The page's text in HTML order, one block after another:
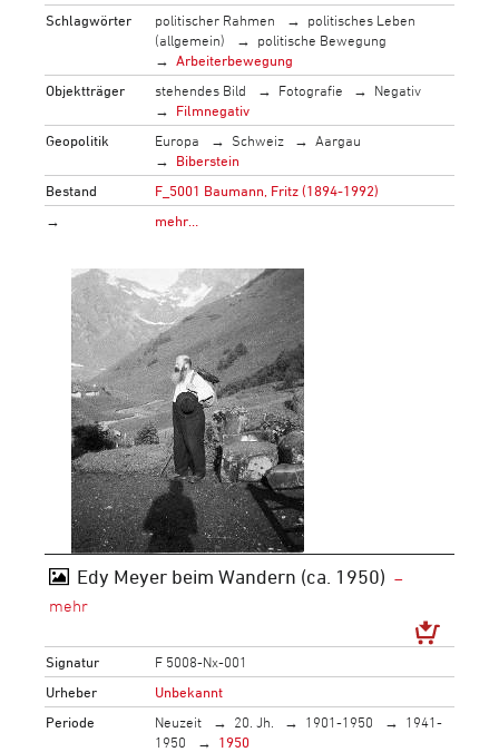
Schlagwörter
politischer Rahmen
politisches Leben
(allgemein)
politische Bewegung
Arbeiterbewegung
Objektträger
stehendes Bild Fotografie
Negativ
Filmnegativ
Geopolitik
Europa Schweiz
Aargau
Biberstein
Bestand
F_5001 Baumann, Fritz (1894-1992)
→
mehr…
Edy Meyer beim Wandern (ca. 1950)
Signatur
F 5008-Nx-001
Urheber
Unbekannt
Periode
Neuzeit 20. Jh. 1901-1950
1941-
1950
1950